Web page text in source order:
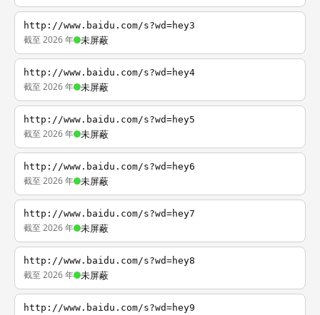
http://www.baidu.com/s?wd=hey3
截至 2026 年 未屏蔽
http://www.baidu.com/s?wd=hey4
截至 2026 年 未屏蔽
http://www.baidu.com/s?wd=hey5
截至 2026 年 未屏蔽
http://www.baidu.com/s?wd=hey6
截至 2026 年 未屏蔽
http://www.baidu.com/s?wd=hey7
截至 2026 年 未屏蔽
http://www.baidu.com/s?wd=hey8
截至 2026 年 未屏蔽
http://www.baidu.com/s?wd=hey9